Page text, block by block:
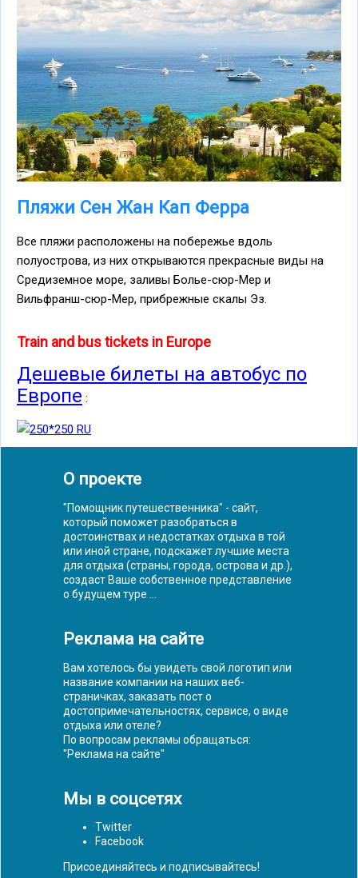
Пляжи Сен Жан Кап Ферра
Все пляжи расположены на побережье вдоль
полуострова, из них открываются прекрасные виды на
Средиземное море, заливы Болье-сюр-Мер и
Вильфранш-сюр-Мер, прибрежные скалы Эз.
Train and bus tickets in Europe
Дешевые билеты на автобус по
Европе :
О проекте
"Помощник путешественника" - сайт,
который поможет разобраться в
достоинствах и недостатках отдыха в той
или иной стране, подскажет лучшие места
для отдыха (страны, города, острова и др.),
создаст Ваше собственное представление
о будущем туре ...
Реклама на сайте
Вам хотелось бы увидеть свой логотип или
название компании на наших веб-
страничках, заказать пост о
достопримечательностях, сервисе, о виде
отдыха или отеле?
По вопросам рекламы обращаться:
"Реклама на сайте"
Мы в соцсетях
Twitter
Facebook
Присоединяйтесь и подписывайтесь!